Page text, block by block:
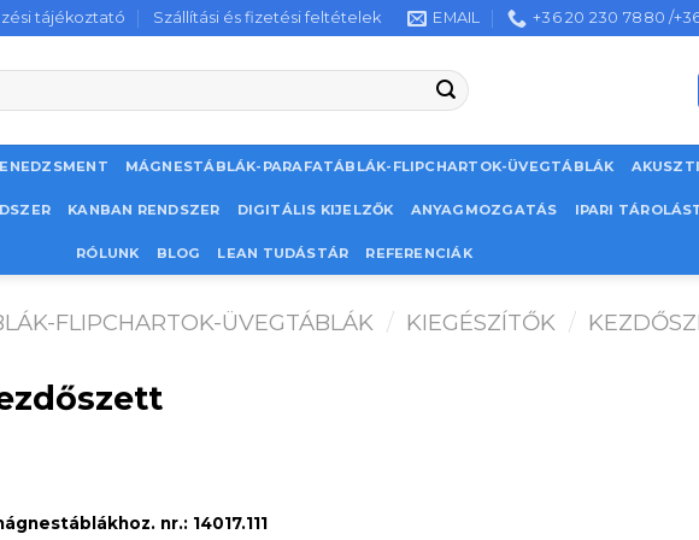
tájékoztató Szállítási és fizetési feltételek EMAIL +36 20 230 7880 /
MÁGNESTÁBLÁK-PARAFATÁBLÁK-FLIPCHARTOK-ÜVEGTÁBLÁK
KANBAN RENDSZER DIGITÁLIS KIJELZŐK ANYAGMOZGATÁS IPARI
RÓLUNK BLOG LEAN TUDÁSTÁR REFERENCIÁK
FLIPCHARTOK-ÜVEGTÁBLÁK / KIEGÉSZÍTŐK /
nr.: 14017.111